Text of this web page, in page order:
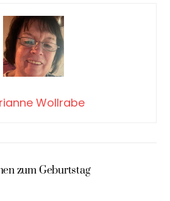
Wollrabe
zum Geburtstag